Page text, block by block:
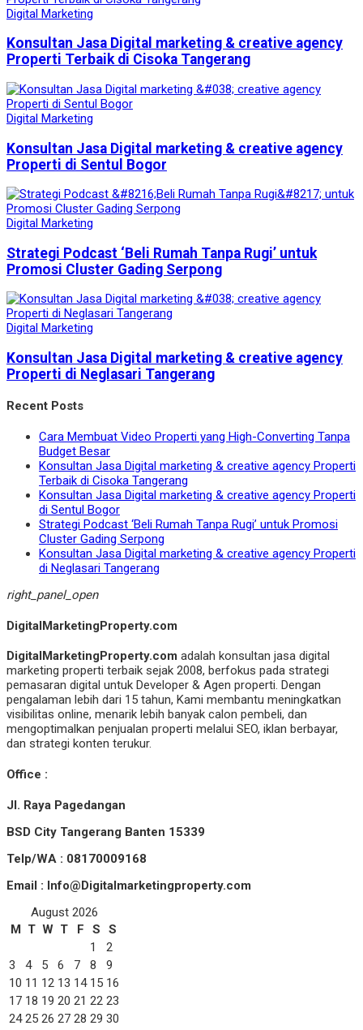
Digital Marketing
Konsultan Jasa Digital marketing & creative agency
Properti Terbaik di Cisoka Tangerang
Digital Marketing
Konsultan Jasa Digital marketing & creative agency
Properti di Sentul Bogor
Digital Marketing
Strategi Podcast ‘Beli Rumah Tanpa Rugi’ untuk
Promosi Cluster Gading Serpong
Digital Marketing
Konsultan Jasa Digital marketing & creative agency
Properti di Neglasari Tangerang
Recent Posts
Cara Membuat Video Properti yang High-Converting Tanpa
Budget Besar
Konsultan Jasa Digital marketing & creative agency Properti
Terbaik di Cisoka Tangerang
Konsultan Jasa Digital marketing & creative agency Properti
di Sentul Bogor
Strategi Podcast ‘Beli Rumah Tanpa Rugi’ untuk Promosi
Cluster Gading Serpong
Konsultan Jasa Digital marketing & creative agency Properti
di Neglasari Tangerang
right_panel_open
DigitalMarketingProperty.com
DigitalMarketingProperty.com adalah konsultan jasa digital
marketing properti terbaik sejak 2008, berfokus pada strategi
pemasaran digital untuk Developer & Agen properti. Dengan
pengalaman lebih dari 15 tahun, Kami membantu meningkatkan
visibilitas online, menarik lebih banyak calon pembeli, dan
mengoptimalkan penjualan properti melalui SEO, iklan berbayar,
dan strategi konten terukur.
Office :
Jl. Raya Pagedangan
BSD City Tangerang Banten 15339
Telp/WA : 08170009168
Email : Info@Digitalmarketingproperty.com
August 2026
M
T W T F S
S
1
2
3
4 5 6 7 8
9
10 11 12 13 14 15 16
17 18 19 20 21 22 23
24 25 26 27 28 29 30